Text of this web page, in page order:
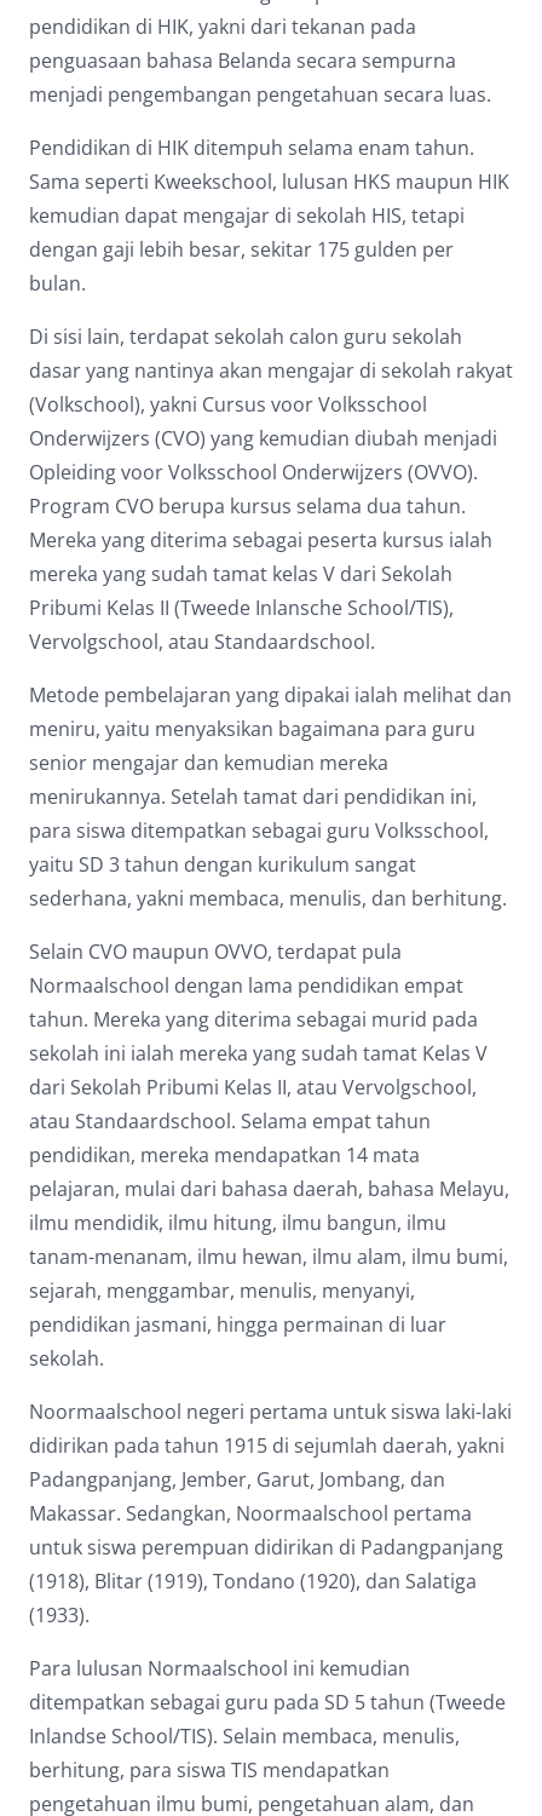
pendidikan di HIK, yakni dari tekanan pada
penguasaan bahasa Belanda secara sempurna
menjadi pengembangan pengetahuan secara luas.
Pendidikan di HIK ditempuh selama enam tahun.
Sama seperti Kweekschool, lulusan HKS maupun HIK
kemudian dapat mengajar di sekolah HIS, tetapi
dengan gaji lebih besar, sekitar 175 gulden per
bulan.
Di sisi lain, terdapat sekolah calon guru sekolah
dasar yang nantinya akan mengajar di sekolah rakyat
(Volkschool), yakni Cursus voor Volksschool
Onderwijzers (CVO) yang kemudian diubah menjadi
Opleiding voor Volksschool Onderwijzers (OVVO).
Program CVO berupa kursus selama dua tahun.
Mereka yang diterima sebagai peserta kursus ialah
mereka yang sudah tamat kelas V dari Sekolah
Pribumi Kelas II (Tweede Inlansche School/TIS),
Vervolgschool, atau Standaardschool.
Metode pembelajaran yang dipakai ialah melihat dan
meniru, yaitu menyaksikan bagaimana para guru
senior mengajar dan kemudian mereka
menirukannya. Setelah tamat dari pendidikan ini,
para siswa ditempatkan sebagai guru Volksschool,
yaitu SD 3 tahun dengan kurikulum sangat
sederhana, yakni membaca, menulis, dan berhitung.
Selain CVO maupun OVVO, terdapat pula
Normaalschool dengan lama pendidikan empat
tahun. Mereka yang diterima sebagai murid pada
sekolah ini ialah mereka yang sudah tamat Kelas V
dari Sekolah Pribumi Kelas II, atau Vervolgschool,
atau Standaardschool. Selama empat tahun
pendidikan, mereka mendapatkan 14 mata
pelajaran, mulai dari bahasa daerah, bahasa Melayu,
ilmu mendidik, ilmu hitung, ilmu bangun, ilmu
tanam-menanam, ilmu hewan, ilmu alam, ilmu bumi,
sejarah, menggambar, menulis, menyanyi,
pendidikan jasmani, hingga permainan di luar
sekolah.
Noormaalschool negeri pertama untuk siswa laki-laki
didirikan pada tahun 1915 di sejumlah daerah, yakni
Padangpanjang, Jember, Garut, Jombang, dan
Makassar. Sedangkan, Noormaalschool pertama
untuk siswa perempuan didirikan di Padangpanjang
(1918), Blitar (1919), Tondano (1920), dan Salatiga
(1933).
Para lulusan Normaalschool ini kemudian
ditempatkan sebagai guru pada SD 5 tahun (Tweede
Inlandse School/TIS). Selain membaca, menulis,
berhitung, para siswa TIS mendapatkan
pengetahuan ilmu bumi, pengetahuan alam, dan